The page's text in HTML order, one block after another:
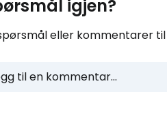
igjen?
eller kommentarer til
til en kommentar...